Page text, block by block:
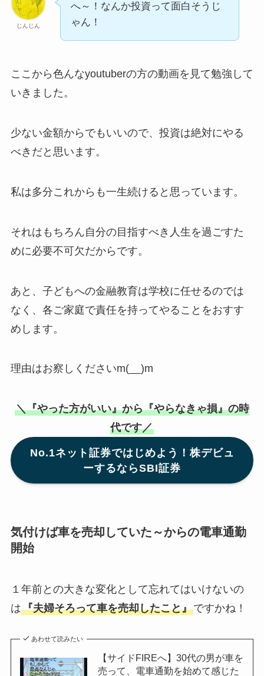
じんじん
へ～！なんか投資って面白そうじ
ゃん！
ここから色んなyoutuberの方の動画を見て勉強して
いきました。
少ない金額からでもいいので、投資は絶対にやる
べきだと思います。
私は多分これからも一生続けると思っています。
それはもちろん自分の目指すべき人生を過ごすた
めに必要不可欠だからです。
あと、子どもへの金融教育は学校に任せるのでは
なく、各ご家庭で責任を持ってやることをおすす
めします。
理由はお察しくださいm(__)m
＼『やった方がいい』から『やらなきゃ損』の時
代です／
No.1ネット証券ではじめよう！株デビュ
ーするならSBI証券
気付けば車を売却していた～からの電車通勤
開始
１年前との大きな変化として忘れてはいけないの
は『夫婦そろって車を売却したこと』ですかね！
あわせて読みたい
【サイドFIREへ】30代の男が車を
売って、電車通勤を始めて感じた